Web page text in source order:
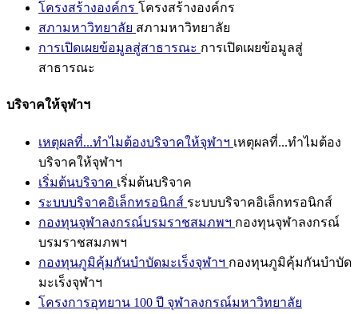
โครงสร้างองค์กร โครงสร้างองค์กร
สภามหาวิทยาลัย สภามหาวิทยาลัย
การเปิดเผยข้อมูลสู่สาธารณะ การเปิดเผยข้อมูลสู่
สาธารณะ
บริจาคให้จุฬาฯ
เหตุผลที่...ทำไมต้องบริจาคให้จุฬาฯ เหตุผลที่...ทำไมต้อง
บริจาคให้จุฬาฯ
เริ่มต้นบริจาค เริ่มต้นบริจาค
ระบบบริจาคอิเล็กทรอนิกส์ ระบบบริจาคอิเล็กทรอนิกส์
กองทุนจุฬาลงกรณ์บรมราชสมภพฯ กองทุนจุฬาลงกรณ์
บรมราชสมภพฯ
กองทุนภูมิคุ้มกันบำบัดมะเร็งจุฬาฯ กองทุนภูมิคุ้มกันบำบัด
มะเร็งจุฬาฯ
โครงการอุทยาน 100 ปี จุฬาลงกรณ์มหาวิทยาลัย